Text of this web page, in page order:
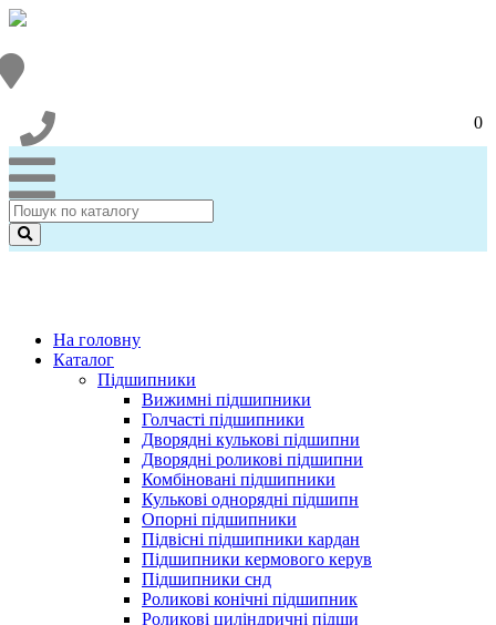
0
На головну
Каталог
Підшипники
Вижимні підшипники
Голчасті підшипники
Дворядні кулькові підшипни
Дворядні роликові підшипни
Комбіновані підшипники
Кулькові однорядні підшипн
Опорні підшипники
Підвісні підшипники кардан
Підшипники кермового керув
Підшипники снд
Роликові конічні підшипник
Роликові циліндричні підши